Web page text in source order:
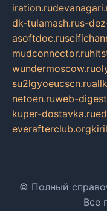
iration.ru
dk-tulamash.rus-
asoftdoc.ru
mudconnector.ru
wundermoscow.ru
su2lgyoeucscn.ru
netoen.ruweb-
kuper-dostavka.ru
everafterclub.org
© Полный
Все